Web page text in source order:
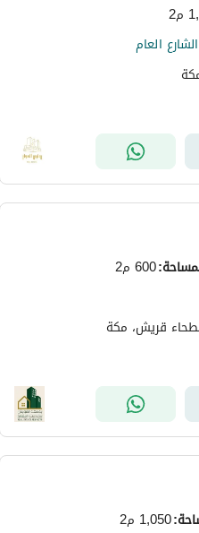
العام
:600 م2
قريش، مكة
:1,050 م2